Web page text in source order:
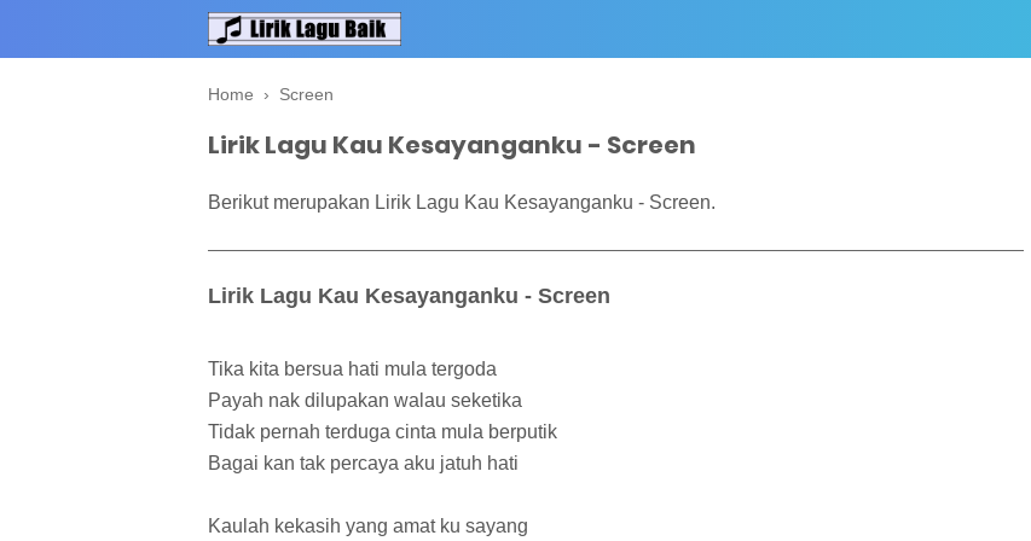
Home › Screen
Lirik Lagu Kau Kesayanganku - Screen
Berikut merupakan Lirik Lagu Kau Kesayanganku - Screen.
Lirik Lagu Kau Kesayanganku - Screen
Tika kita bersua hati mula tergoda
Payah nak dilupakan walau seketika
Tidak pernah terduga cinta mula berputik
Bagai kan tak percaya aku jatuh hati
Kaulah kekasih yang amat ku sayang